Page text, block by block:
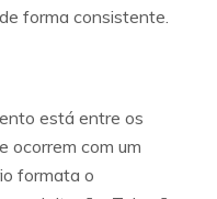
forma consistente.
está entre os
ocorrem com um
formata o